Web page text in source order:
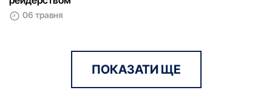
06 травня
ПОКАЗАТИ ЩЕ